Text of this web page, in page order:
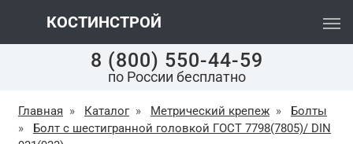
КОСТИНСТРОЙ
8 (800) 550-44-59
по России бесплатно
Главная » Каталог » Метрический крепеж »
Болты
»
Болт с шестигранной головкой ГОСТ 7798(7805)/ DIN